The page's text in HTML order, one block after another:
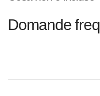
Domande